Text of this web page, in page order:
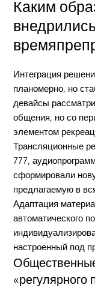
Каким
Интеграция
планомерно, но
девайсы
общения, но со
элементом
Трансляционные
777,
сформировали
предлагаемую в
Адаптация
автоматического
настроенный под
«регулярного